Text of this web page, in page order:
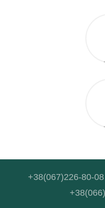
+38(067)226-80-08